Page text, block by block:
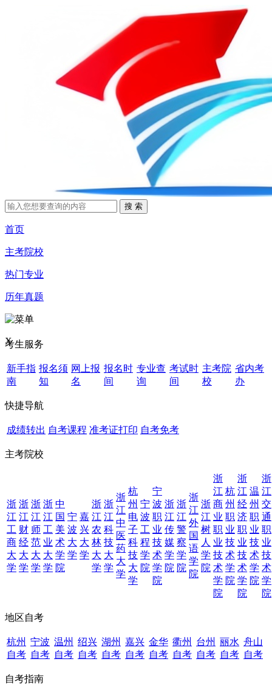
首页
主考院校
热门专业
历年真题
X
考生服务
新手指
南
报名须
知
网上报
名
报名时
间
专业查
询
考试时
间
主考院
校
省内考
办
快捷导航
成绩转出 自考课程 准考证打印 自考免考
主考院校
浙
江
工
商
大
学
浙
江
财
经
大
学
浙
江
师
范
大
学
浙
江
工
业
大
学
中
国
美
术
学
院
宁
波
大
学
嘉
兴
大
学
浙
江
农
林
大
学
浙
江
科
技
大
学
浙
江
中
医
药
大
学
杭
州
电
子
科
技
大
学
宁
波
工
程
学
院
宁
波
职
业
技
术
学
院
浙
江
传
媒
学
院
浙
江
警
察
学
院
浙
江
外
国
语
学
院
浙
江
树
人
学
院
浙
江
商
业
职
业
技
术
学
院
杭
州
职
业
技
术
学
院
浙
江
经
济
职
业
技
术
学
院
温
州
职
业
技
术
学
院
浙
江
交
通
职
业
技
术
学
院
地区自考
杭州
自考
宁波
自考
温州
自考
绍兴
自考
湖州
自考
嘉兴
自考
金华
自考
衢州
自考
台州
自考
丽水
自考
舟山
自考
自考指南